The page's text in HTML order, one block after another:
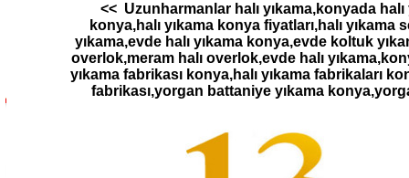
<< Uzunharmanlar halı yıkama,konyada halı
konya,halı yıkama konya fiyatları,halı yıkama
yıkama,evde halı yıkama konya,evde koltuk
overlok,meram halı overlok,evde halı
yıkama fabrikası konya,halı yıkama fabrikaları
fabrikası,yorgan battaniye yıkama